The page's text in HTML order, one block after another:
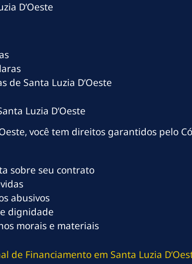
D’Oeste
Santa Luzia D’Oeste
Luzia D’Oeste
você tem direitos garantidos pelo
sobre seu contrato
abusivos
dignidade
morais e materiais
de Financiamento em Santa Luzia